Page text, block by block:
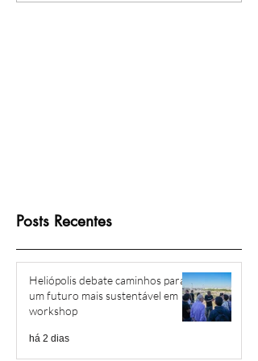
Posts Recentes
Heliópolis debate caminhos para
um futuro mais sustentável em
workshop
há 2 dias